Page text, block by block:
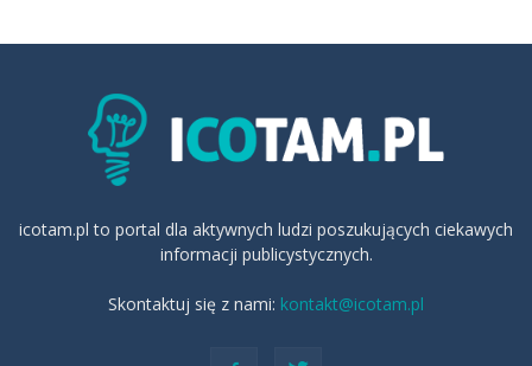
icotam.pl to portal dla aktywnych ludzi poszukujących ciekawych
informacji publicystycznych.
Skontaktuj się z nami: kontakt@icotam.pl